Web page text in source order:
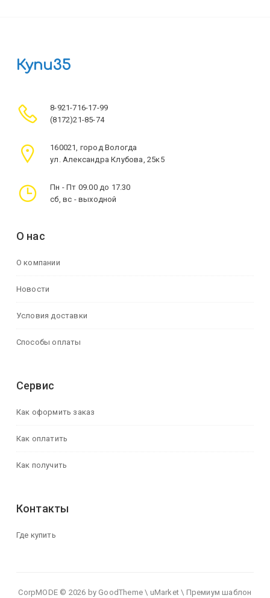
Купи35
8-921-716-17-99
(8172)21-85-74
160021, город Вологда
ул. Александра Клубова, 25к5
Пн - Пт 09.00 до 17.30
сб, вс - выходной
О нас
О компании
Новости
Условия доставки
Способы оплаты
Сервис
Как оформить заказ
Как оплатить
Как получить
Контакты
Где купить
CorpMODE © 2026 by GoodTheme \ uMarket \ Премиум шаблон